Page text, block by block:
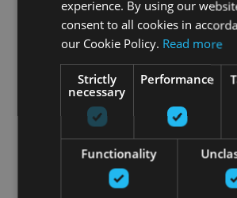
experience. By using our
consent to all cookies in
our Cookie Policy. Read more
Strictly
necessary
Performance
Functionality